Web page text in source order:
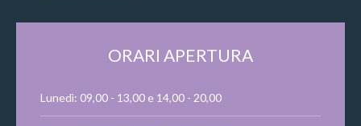
ORARI APERTURA
Lunedì: 09,00 - 13,00 e 14,00 - 20,00